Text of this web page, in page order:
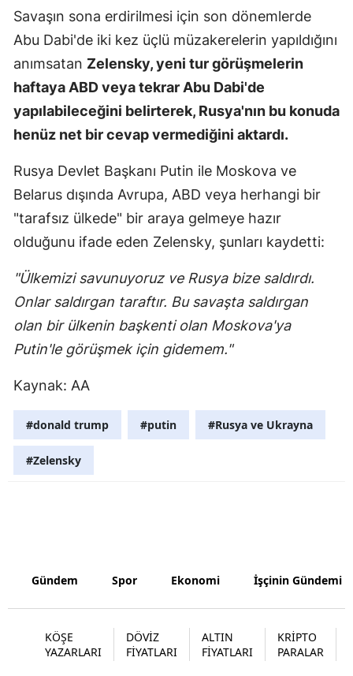
Savaşın sona erdirilmesi için son dönemlerde
Abu Dabi'de iki kez üçlü müzakerelerin yapıldığını
anımsatan Zelensky, yeni tur görüşmelerin
haftaya ABD veya tekrar Abu Dabi'de
yapılabileceğini belirterek, Rusya'nın bu konuda
henüz net bir cevap vermediğini aktardı.
Rusya Devlet Başkanı Putin ile Moskova ve
Belarus dışında Avrupa, ABD veya herhangi bir
"tarafsız ülkede" bir araya gelmeye hazır
olduğunu ifade eden Zelensky, şunları kaydetti:
"Ülkemizi savunuyoruz ve Rusya bize saldırdı.
Onlar saldırgan taraftır. Bu savaşta saldırgan
olan bir ülkenin başkenti olan Moskova'ya
Putin'le görüşmek için gidemem."
Kaynak: AA
#donald trump #putin #Rusya ve Ukrayna
#Zelensky
Gündem Spor Ekonomi İşçinin Gündemi
KÖŞE
YAZARLARI
DÖVİZ
FİYATLARI
ALTIN
FİYATLARI
KRİPTO
PARALAR